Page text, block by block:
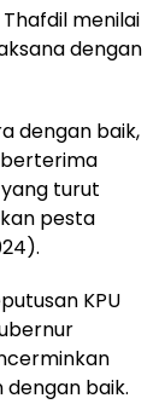
menilai
dengan
dengan baik,
turut
pesta
KPU
baik.